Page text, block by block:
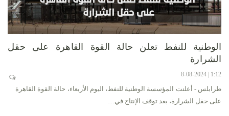
الوطنية للنفط تعلن حالة القوة القاهرة على حقل
الشرارة
1:12 | 8-08-2024
طرابلس - أعلنت المؤسسة الوطنية للنفط، اليوم الأربعاء، حالة القوة القاهرة
على حقل الشرارة، بعد توقف الإنتاج في…